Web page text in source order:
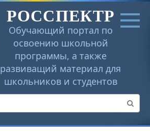
РОССПЕКТР
Обучающий портал по
освоению школьной
программы, а также
развиващий материал для
школьников и студентов